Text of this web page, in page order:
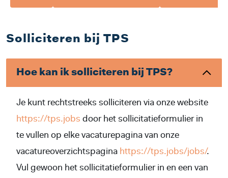
Solliciteren bij TPS
Hoe kan ik solliciteren bij TPS?
Je kunt rechtstreeks solliciteren via onze website
https://tps.jobs door het sollicitatieformulier in
te vullen op elke vacaturepagina van onze
vacatureoverzichtspagina https://tps.jobs/jobs/.
Vul gewoon het sollicitatieformulier in en een van